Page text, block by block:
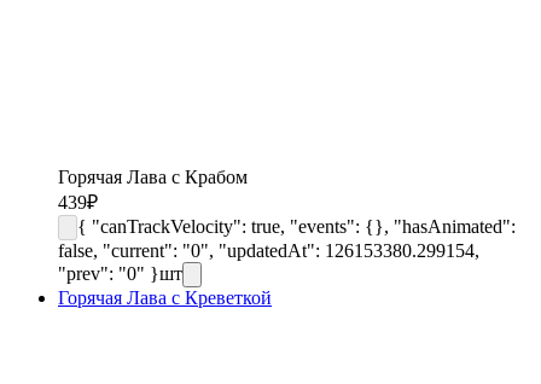
Горячая Лава с Крабом
439₽
{ "canTrackVelocity": true, "events": {}, "hasAnimated":
false, "current": "0", "updatedAt": 126153380.299154,
"prev": "0" }шт
Горячая Лава с Креветкой